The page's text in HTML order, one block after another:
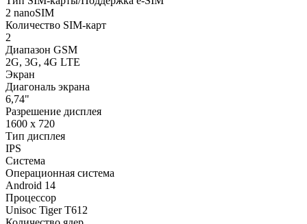
2 nanoSIM
Количество SIM-карт
2
Диапазон GSM
2G, 3G, 4G LTE
Экран
Диагональ экрана
6,74"
Разрешение дисплея
1600 x 720
Тип дисплея
IPS
Система
Операционная система
Android 14
Процессор
Unisoc Tiger T612